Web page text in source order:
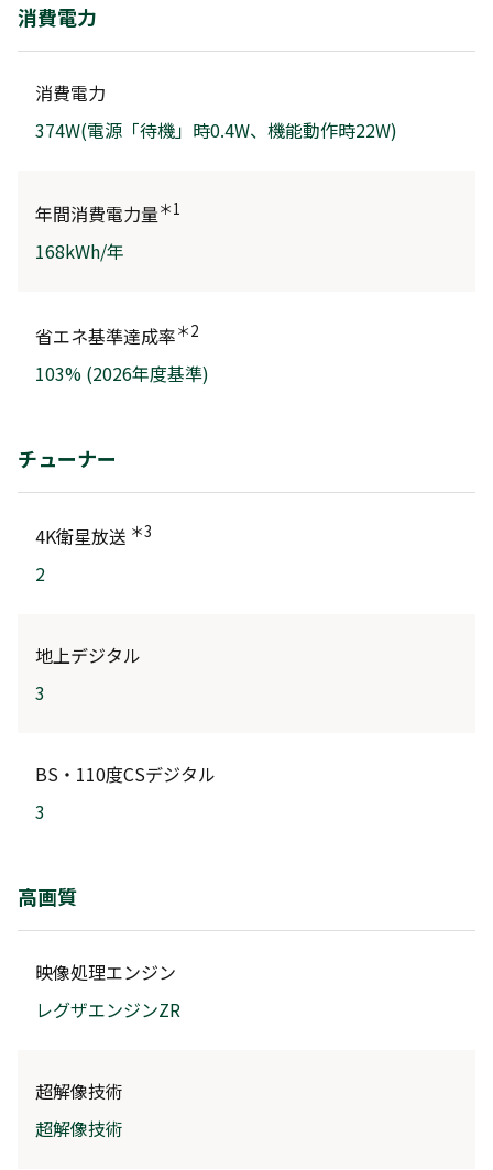
消費電力
消費電力
374W(電源「待機」時0.4W、機能動作時22W)
年間消費電力量＊1
168kWh/年
省エネ基準達成率＊2
103% (2026年度基準)
チューナー
4K衛星放送 ＊3
2
地上デジタル
3
BS・110度CSデジタル
3
高画質
映像処理エンジン
レグザエンジンZR
超解像技術
超解像技術